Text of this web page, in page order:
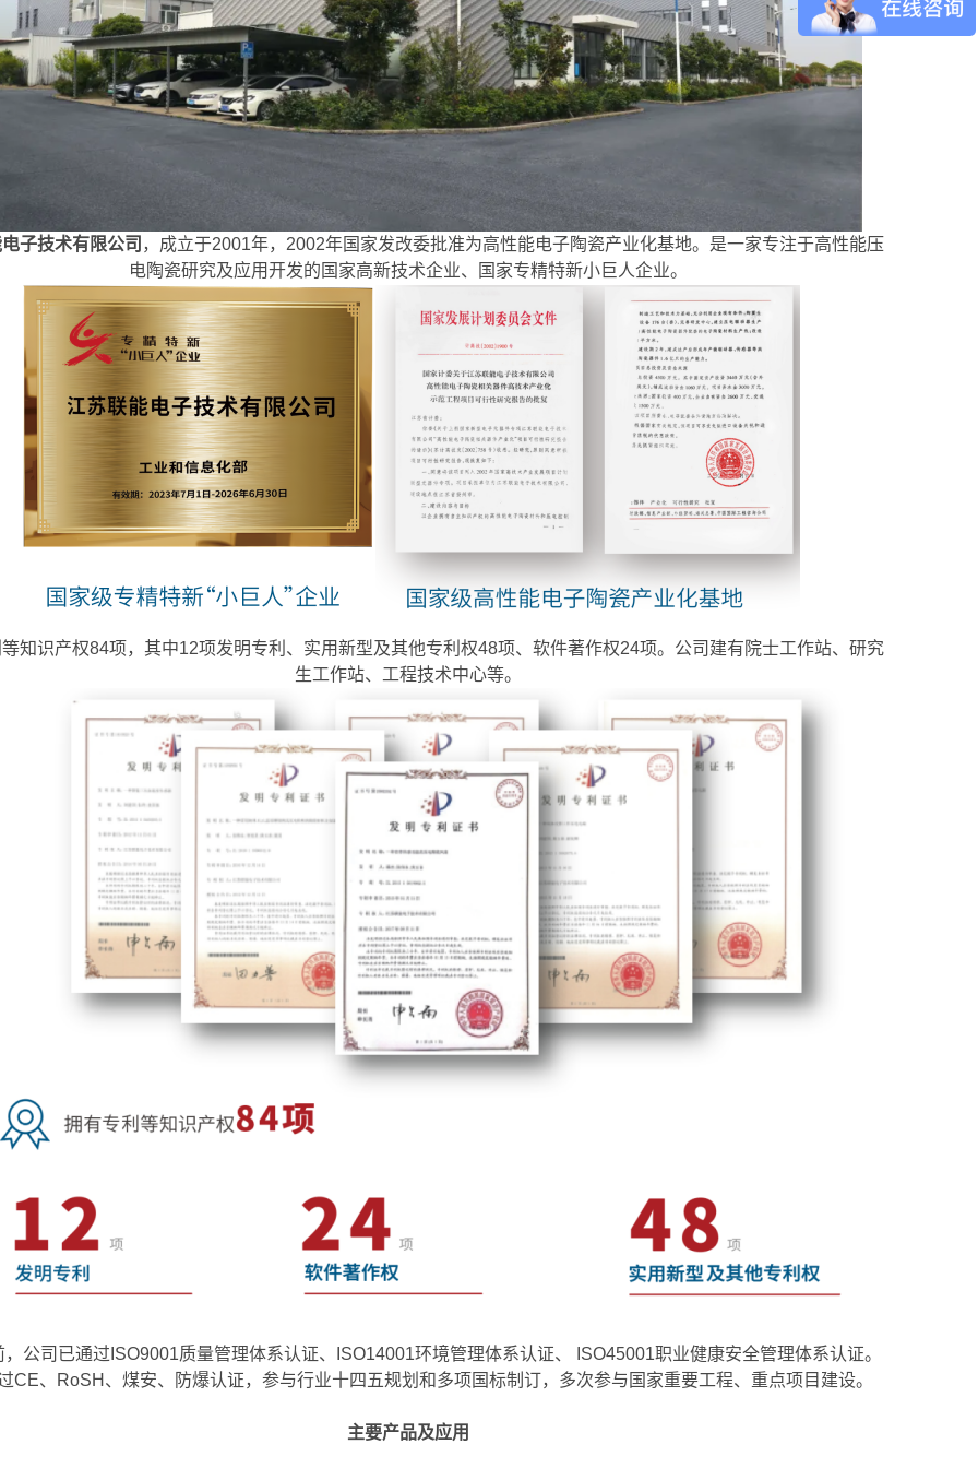
子技术有限公司 ，成立于2001年，2002年国家发改委批准为高性能电子陶瓷产业化基地。是一家专注于高性能压
电陶瓷研究及应用开发的国家高新技术企业、国家专精特新小巨人企业。
知识产权84项，其中12项发明专利、实用新型及其他专利权48项、软件著作权24项。公司建有院士工作站、研究
生工作站、工程技术中心等。
公司已通过ISO9001质量管理体系认证、ISO14001环境管理体系认证、 ISO45001职业健康安全管理体系认证。
CE、RoSH、煤安、防爆认证，参与行业十四五规划和多项国标制订，多次参与国家重要工程、重点项目建设。
主要产品及应用